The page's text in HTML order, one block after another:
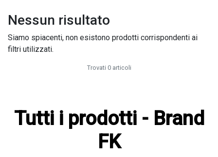
Nessun risultato
Siamo spiacenti, non esistono prodotti corrispondenti ai
filtri utilizzati.
Trovati 0 articoli
Tutti i prodotti - Brand
FK